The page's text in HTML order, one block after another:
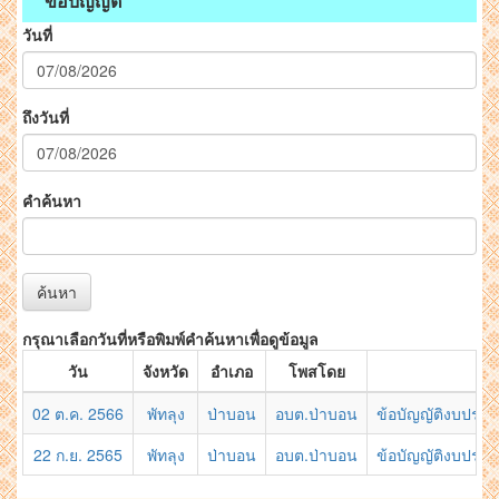
วันที่
ถึงวันที่
คำค้นหา
ค้นหา
กรุณาเลือกวันที่หรือพิมพ์คำค้นหาเพื่อดูข้อมูล
วัน
จังหวัด อำเภอ
โพสโดย
02 ต.ค. 2566
พัทลุง ป่าบอน อบต.ป่าบอน
ข้อบัญญัติงบประม
22 ก.ย. 2565
พัทลุง ป่าบอน อบต.ป่าบอน ข้อบัญญัติงบประม